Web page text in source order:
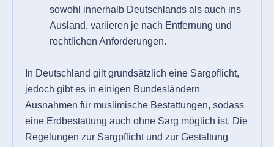
sowohl innerhalb Deutschlands als auch ins
Ausland, variieren je nach Entfernung und
rechtlichen Anforderungen.
In Deutschland gilt grundsätzlich eine Sargpflicht,
jedoch gibt es in einigen Bundesländern
Ausnahmen für muslimische Bestattungen, sodass
eine Erdbestattung auch ohne Sarg möglich ist. Die
Regelungen zur Sargpflicht und zur Gestaltung